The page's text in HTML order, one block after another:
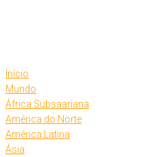
Início
Mundo
África Subsaariana
América do Norte
América Latina
Ásia